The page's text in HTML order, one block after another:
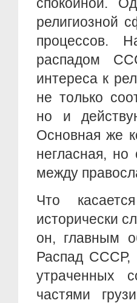
религиозной
процессов.
распадом
интереса к
не только
но и
Основная же
негласная, но
между
Что
исторически
он, главным
Распад СССР,
утраченных
частями